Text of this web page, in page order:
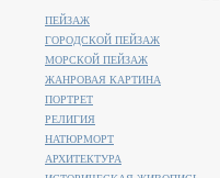
ПЕЙЗАЖ
ГОРОДСКОЙ ПЕЙЗАЖ
МОРСКОЙ ПЕЙЗАЖ
ЖАНРОВАЯ КАРТИНА
ПОРТРЕТ
РЕЛИГИЯ
НАТЮРМОРТ
АРХИТЕКТУРА